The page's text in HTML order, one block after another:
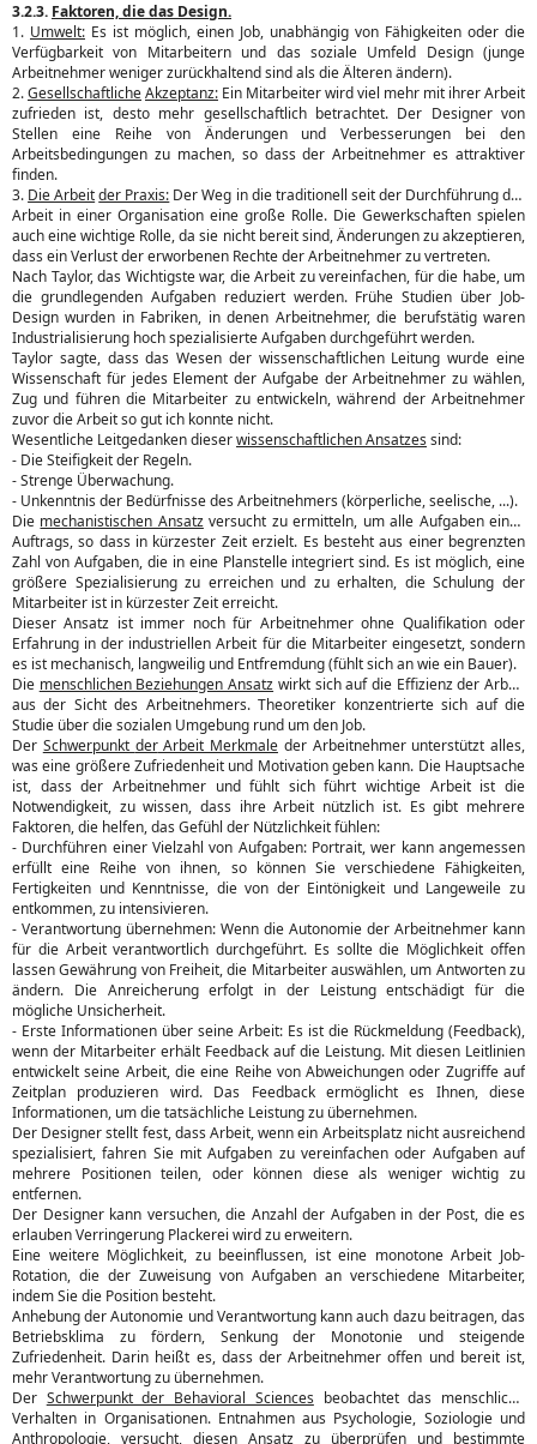
3.2.3. Faktoren, die das Design.
1. Umwelt: Es ist möglich, einen Job, unabhängig von Fähigkeiten oder die
Verfügbarkeit von Mitarbeitern und das soziale Umfeld Design (junge
Arbeitnehmer weniger zurückhaltend sind als die Älteren ändern).
2.GesellschaftlicheAkzeptanz: Ein Mitarbeiter wird viel mehr mit ihrer Arbeit
zufrieden ist, desto mehr gesellschaftlich betrachtet. Der Designer von
Stellen eine Reihe von Änderungen und Verbesserungen bei den
Arbeitsbedingungen zu machen, so dass der Arbeitnehmer es attraktiver
finden.
3. Die Arbeitder Praxis: Der Weg in die traditionell seit der Durchführung der
Arbeit in einer Organisation eine große Rolle. Die Gewerkschaften spielen
auch eine wichtige Rolle, da sie nicht bereit sind, Änderungen zu akzeptieren,
dass ein Verlust der erworbenen Rechte der Arbeitnehmer zu vertreten.
Nach Taylor, das Wichtigste war, die Arbeit zu vereinfachen, für die habe, um
die grundlegenden Aufgaben reduziert werden. Frühe Studien über Job-
Design wurden in Fabriken, in denen Arbeitnehmer, die berufstätig waren
Industrialisierung hoch spezialisierte Aufgaben durchgeführt werden.
Taylor sagte, dass das Wesen der wissenschaftlichen Leitung wurde eine
Wissenschaft für jedes Element der Aufgabe der Arbeitnehmer zu wählen,
Zug und führen die Mitarbeiter zu entwickeln, während der Arbeitnehmer
zuvor die Arbeit so gut ich konnte nicht.
Wesentliche Leitgedanken dieserwissenschaftlichen Ansatzes sind:
- Die Steifigkeit der Regeln.
- Strenge Überwachung.
- Unkenntnis der Bedürfnisse des Arbeitnehmers (körperliche, seelische, ...).
Die mechanistischen Ansatz versucht zu ermitteln, um alle Aufgaben eines
Auftrags, so dass in kürzester Zeit erzielt. Es besteht aus einer begrenzten
Zahl von Aufgaben, die in eine Planstelle integriert sind. Es ist möglich, eine
größere Spezialisierung zu erreichen und zu erhalten, die Schulung der
Mitarbeiter ist in kürzester Zeit erreicht.
Dieser Ansatz ist immer noch für Arbeitnehmer ohne Qualifikation oder
Erfahrung in der industriellen Arbeit für die Mitarbeiter eingesetzt, sondern
es ist mechanisch, langweilig und Entfremdung (fühlt sich an wie ein Bauer).
Die menschlichen Beziehungen Ansatz wirkt sich auf die Effizienz der Arbeit
aus der Sicht des Arbeitnehmers. Theoretiker konzentrierte sich auf die
Studie über die sozialen Umgebung rund um den Job.
Der Schwerpunkt derArbeit Merkmale der Arbeitnehmer unterstützt alles,
was eine größere Zufriedenheit und Motivation geben kann. Die Hauptsache
ist, dass der Arbeitnehmer und fühlt sich führt wichtige Arbeit ist die
Notwendigkeit, zu wissen, dass ihre Arbeit nützlich ist. Es gibt mehrere
Faktoren, die helfen, das Gefühl der Nützlichkeit fühlen:
- Durchführen einer Vielzahl von Aufgaben: Portrait, wer kann angemessen
erfüllt eine Reihe von ihnen, so können Sie verschiedene Fähigkeiten,
Fertigkeiten und Kenntnisse, die von der Eintönigkeit und Langeweile zu
entkommen, zu intensivieren.
- Verantwortung übernehmen: Wenn die Autonomie der Arbeitnehmer kann
für die Arbeit verantwortlich durchgeführt. Es sollte die Möglichkeit offen
lassen Gewährung von Freiheit, die Mitarbeiter auswählen, um Antworten zu
ändern. Die Anreicherung erfolgt in der Leistung entschädigt für die
mögliche Unsicherheit.
- Erste Informationen über seine Arbeit: Es ist die Rückmeldung (Feedback),
wenn der Mitarbeiter erhält Feedback auf die Leistung. Mit diesen Leitlinien
entwickelt seine Arbeit, die eine Reihe von Abweichungen oder Zugriffe auf
Zeitplan produzieren wird. Das Feedback ermöglicht es Ihnen, diese
Informationen, um die tatsächliche Leistung zu übernehmen.
Der Designer stellt fest, dass Arbeit, wenn ein Arbeitsplatz nicht ausreichend
spezialisiert, fahren Sie mit Aufgaben zu vereinfachen oder Aufgaben auf
mehrere Positionen teilen, oder können diese als weniger wichtig zu
entfernen.
Der Designer kann versuchen, die Anzahl der Aufgaben in der Post, die es
erlauben Verringerung Plackerei wird zu erweitern.
Eine weitere Möglichkeit, zu beeinflussen, ist eine monotone Arbeit Job-
Rotation, die der Zuweisung von Aufgaben an verschiedene Mitarbeiter,
indem Sie die Position besteht.
Anhebung der Autonomie und Verantwortung kann auch dazu beitragen, das
Betriebsklima zu fördern, Senkung der Monotonie und steigende
Zufriedenheit. Darin heißt es, dass der Arbeitnehmer offen und bereit ist,
mehr Verantwortung zu übernehmen.
Der Schwerpunkt der Behavioral Sciences beobachtet das menschliche
Verhalten in Organisationen. Entnahmen aus Psychologie, Soziologie und
Anthropologie, versucht, diesen Ansatz zu überprüfen und bestimmte